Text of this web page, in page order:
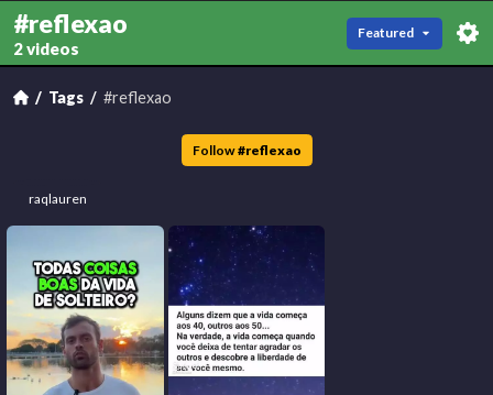
#reflexao
2 videos
Featured
Tags #reflexao
Follow #reflexao
raqlauren